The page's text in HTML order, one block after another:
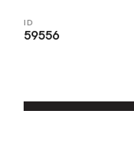
ID
59556